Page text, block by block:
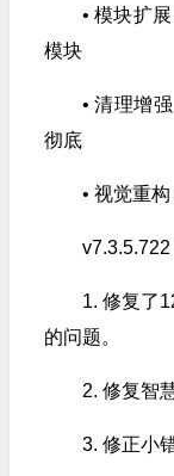
• 模块扩
模块
• 清理增
彻底
• 视觉重
1. 修复了
的问题。
2. 修复智
3. 修正小